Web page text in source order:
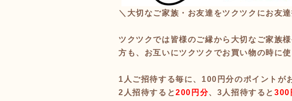
＼大切なご家族・お友達をツクツクにお友
ツクツクでは皆様のご縁から大切なご家族
方も、お互いにツクツクでお買い物の時に
1人ご招待する毎に、100円分のポイントが
2人招待すると200円分、3人招待すると300